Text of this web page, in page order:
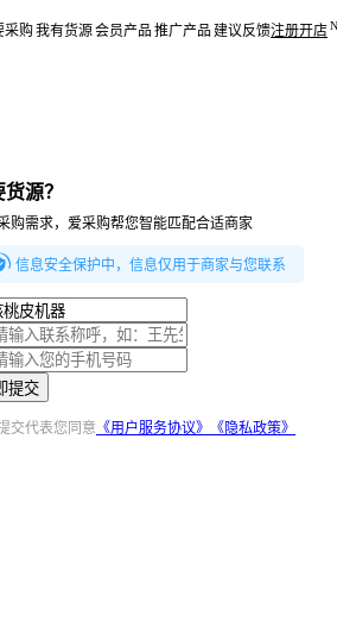
采购我有货源会员产品 推广产品 建议反馈注册开店
源？
购需求，爱采购帮您智能匹配合适商家
信息安全保护中，信息仅用于商家与您联系
提交
交代表您同意 《用户服务协议》 《隐私政策》